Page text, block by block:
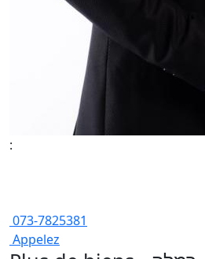
:
073-7825381
Appelez